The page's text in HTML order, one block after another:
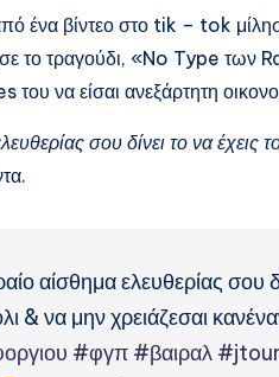
ένα βίντεο στο tik – tok
το τραγούδι, «No Type των
του να είσαι ανεξάρτητη
σου δίνει το να έχεις
αίσθημα ελευθερίας σου
& να μην χρειάζεσαι
#φγπ #βαιραλ